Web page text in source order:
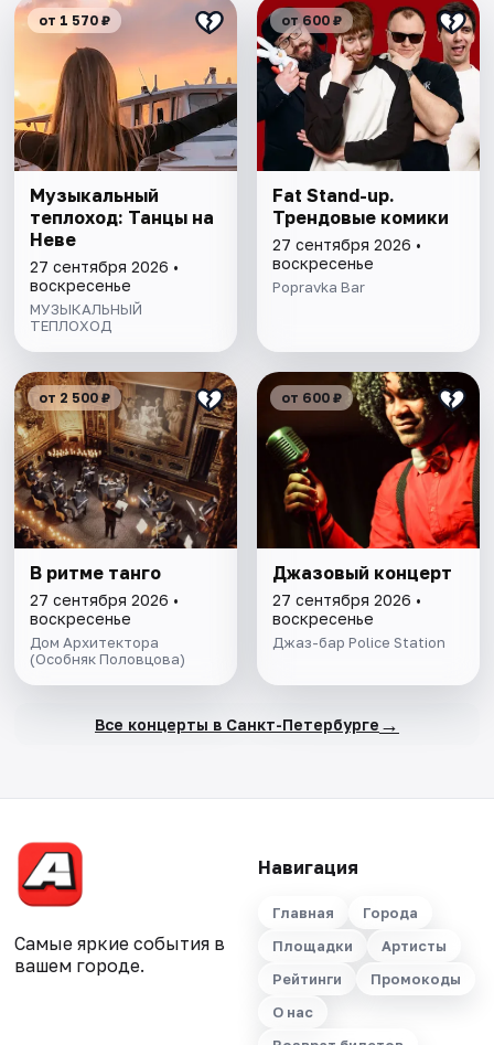
от 1 570 ₽
Музыкальный
теплоход: Танцы на
Неве
27 сентября 2026 •
воскресенье
МУЗЫКАЛЬНЫЙ
ТЕПЛОХОД
от 600 ₽
Fat Stand-up.
Трендовые комики
27 сентября 2026 •
воскресенье
Popravka Bar
от 2 500 ₽
В ритме танго
27 сентября 2026 •
воскресенье
Дом Архитектора
(Особняк Половцова)
от 600 ₽
Джазовый концерт
27 сентября 2026 •
воскресенье
Джаз-бар Police Station
Все концерты в Санкт-Петербурге →
Самые яркие события в
вашем городе.
Навигация
Главная
Города
Площадки
Артисты
Рейтинги
Промокоды
О нас